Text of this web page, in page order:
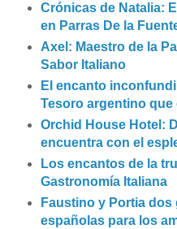
Crónicas de Natalia:
en Parras De la
Axel: Maestro de la
Sabor Italiano
El encanto
Tesoro argentino
Orchid House Hotel:
encuentra con el
Los encantos de la
Gastronomía Italiana
Faustino y Portia
españolas para los